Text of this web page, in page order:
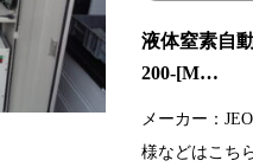
液体窒素自
200-[M…
メーカー：
様などはこち